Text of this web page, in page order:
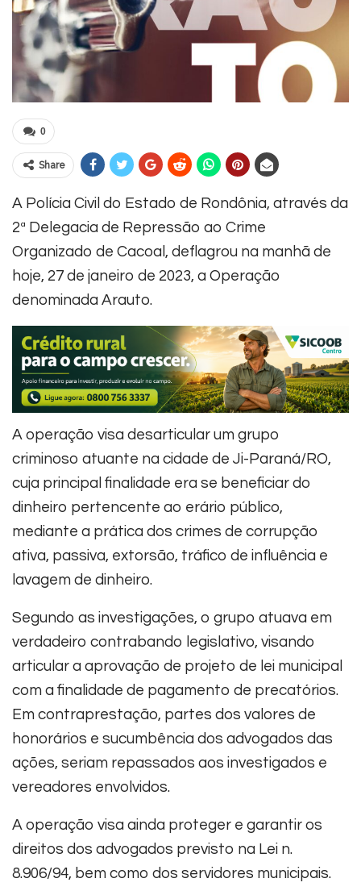
0
Share
A Polícia Civil do Estado de Rondônia, através da
2ª Delegacia de Repressão ao Crime
Organizado de Cacoal, deflagrou na manhã de
hoje, 27 de janeiro de 2023, a Operação
denominada Arauto.
A operação visa desarticular um grupo
criminoso atuante na cidade de Ji-Paraná/RO,
cuja principal finalidade era se beneficiar do
dinheiro pertencente ao erário público,
mediante a prática dos crimes de corrupção
ativa, passiva, extorsão, tráfico de influência e
lavagem de dinheiro.
Segundo as investigações, o grupo atuava em
verdadeiro contrabando legislativo, visando
articular a aprovação de projeto de lei municipal
com a finalidade de pagamento de precatórios.
Em contraprestação, partes dos valores de
honorários e sucumbência dos advogados das
ações, seriam repassados aos investigados e
vereadores envolvidos.
A operação visa ainda proteger e garantir os
direitos dos advogados previsto na Lei n.
8.906/94, bem como dos servidores municipais.